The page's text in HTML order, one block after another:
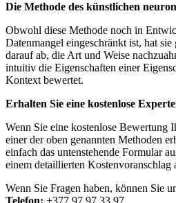
Die Methode des künstlichen
Obwohl diese Methode noch in
Datenmangel eingeschränkt ist, hat
darauf ab, die Art und Weise
intuitiv die Eigenschaften einer
Kontext bewertet.
Erhalten Sie eine kostenlose
Wenn Sie eine kostenlose Bewertung
einer der oben genannten Methoden
einfach das untenstehende Formular
einem detaillierten Kostenvoranschlag
Wenn Sie Fragen haben, können Sie
Telefon: +377 97 97 33 97